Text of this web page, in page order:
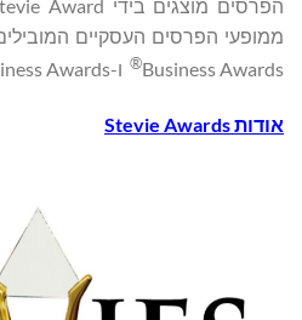
Business Awards
® ו-American Business Awards
אודותStevie Awards